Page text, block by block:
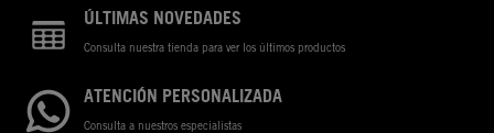
ÚLTIMAS NOVEDADES
Consulta nuestra tienda para ver los últimos productos
ATENCIÓN PERSONALIZADA
Consulta a nuestros especialistas